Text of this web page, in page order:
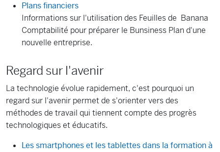
Plans financiers
Informations sur l'utilisation des Feuilles de Banana
Comptabilité pour préparer le Bunsiness Plan d'une
nouvelle entreprise.
Regard sur l'avenir
La technologie évolue rapidement, c'est pourquoi un
regard sur l'avenir permet de s'orienter vers des
méthodes de travail qui tiennent compte des progrès
technologiques et éducatifs.
Les smartphones et les tablettes dans la formation à